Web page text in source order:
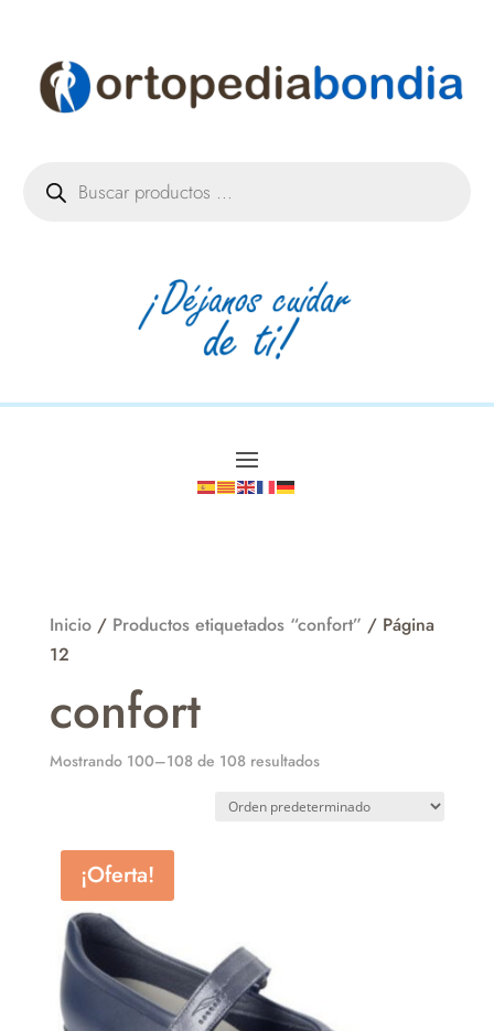
productos
Inicio/ Productos etiquetados “confort” / Página
12
confort
Mostrando 100–108 de 108 resultados
¡Oferta!